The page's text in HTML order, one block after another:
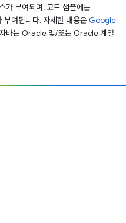
가 부여되며, 코드 샘플에는
부여됩니다. 자세한 내용은 Google
바는 Oracle 및/또는 Oracle 계열